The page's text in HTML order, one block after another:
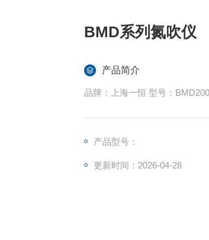
BMD系列氮吹仪
产品简介
产品型号：
更新时间：2026-04-28